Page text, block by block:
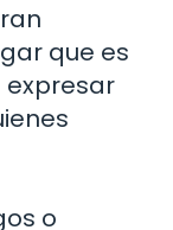
que es
o